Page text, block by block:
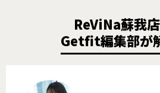
ReViNa蘇我
Getfit編集部が